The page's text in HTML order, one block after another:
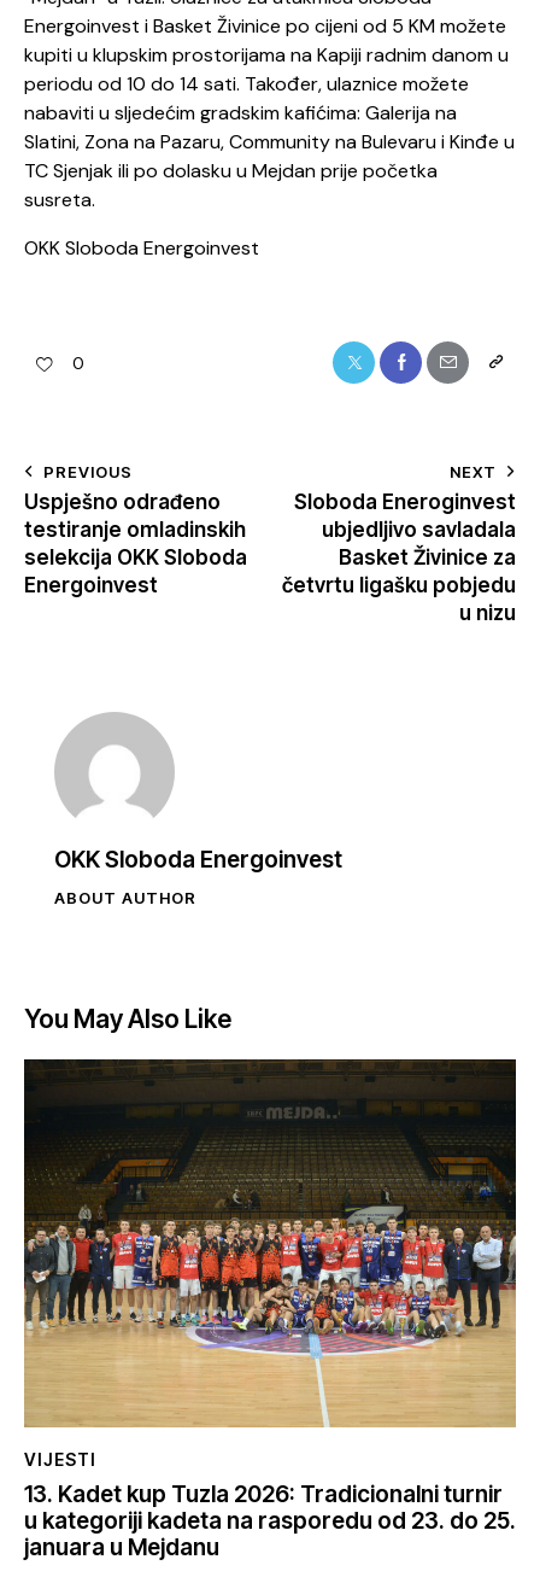
Energoinvest i Basket Živinice po cijeni od 5 KM možete
kupiti u klupskim prostorijama na Kapiji radnim danom u
periodu od 10 do 14 sati. Također, ulaznice možete
nabaviti u sljedećim gradskim kafićima: Galerija na
Slatini, Zona na Pazaru, Community na Bulevaru i Kinđe u
TC Sjenjak ili po dolasku u Mejdan prije početka
susreta.
OKK Sloboda Energoinvest
0
PREVIOUS
Uspješno odrađeno
testiranje omladinskih
selekcija OKK Sloboda
Energoinvest
NEXT
Sloboda Eneroginvest
ubjedljivo savladala
Basket Živinice za
četvrtu ligašku pobjedu
u nizu
OKK Sloboda Energoinvest
ABOUT AUTHOR
You May Also Like
VIJESTI
13. Kadet kup Tuzla 2026: Tradicionalni turnir
u kategoriji kadeta na rasporedu od 23. do 25.
januara u Mejdanu